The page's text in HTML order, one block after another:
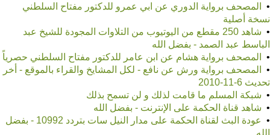
•
المصحف برواية الدوري عن ابي عمرو للدكتور مفتاح السلطني
نسخة أصلية
•
شاهد 250 مقطع من اليوتيوب من التلاوات المجودة للشيخ عبد
الباسط عبد الصمد - بفضل الله
• المصحف برواية هشام عن ابن عامر للدكتور مفتاح السلطني حصرياً
•
المصحف برواية ورش عن نافع - لكل المشايخ والقراء بالموقع - أخر
تحديث 6-11-2010
• شبكة المسلم ما قامت لذلك و لن تسمح بذلك
• شاهد قناة الحكمة على الإنترنت - بفضل الله
•
عودة البث لقناة الحكمة على مدار النيل سات بتردد 10992 - بفضل